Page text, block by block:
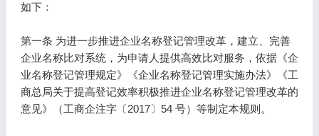
如下：
第一条 为进一步推进企业名称登记管理改革，建立、完善
企业名称比对系统，为申请人提供高效比对服务，依据《企
业名称登记管理规定》《企业名称登记管理实施办法》《工
商总局关于提高登记效率积极推进企业名称登记管理改革的
意见》（工商企注字〔2017〕54 号）等制定本规则。